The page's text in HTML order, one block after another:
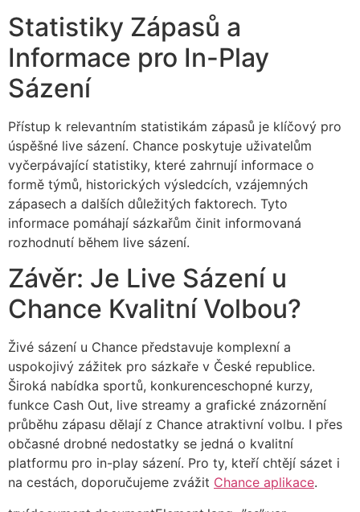
Statistiky Zápasů a
Informace pro In-Play
Sázení
Přístup k relevantním statistikám zápasů je klíčový pro
úspěšné live sázení. Chance poskytuje uživatelům
vyčerpávající statistiky, které zahrnují informace o
formě týmů, historických výsledcích, vzájemných
zápasech a dalších důležitých faktorech. Tyto
informace pomáhají sázkařům činit informovaná
rozhodnutí během live sázení.
Závěr: Je Live Sázení u
Chance Kvalitní Volbou?
Živé sázení u Chance představuje komplexní a
uspokojivý zážitek pro sázkaře v České republice.
Široká nabídka sportů, konkurenceschopné kurzy,
funkce Cash Out, live streamy a grafické znázornění
průběhu zápasu dělají z Chance atraktivní volbu. I přes
občasné drobné nedostatky se jedná o kvalitní
platformu pro in-play sázení. Pro ty, kteří chtějí sázet i
na cestách, doporučujeme zvážit Chance aplikace.